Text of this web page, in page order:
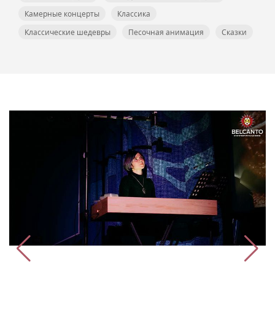
Камерные концерты
Классика
Классические шедевры
Песочная анимация Сказки